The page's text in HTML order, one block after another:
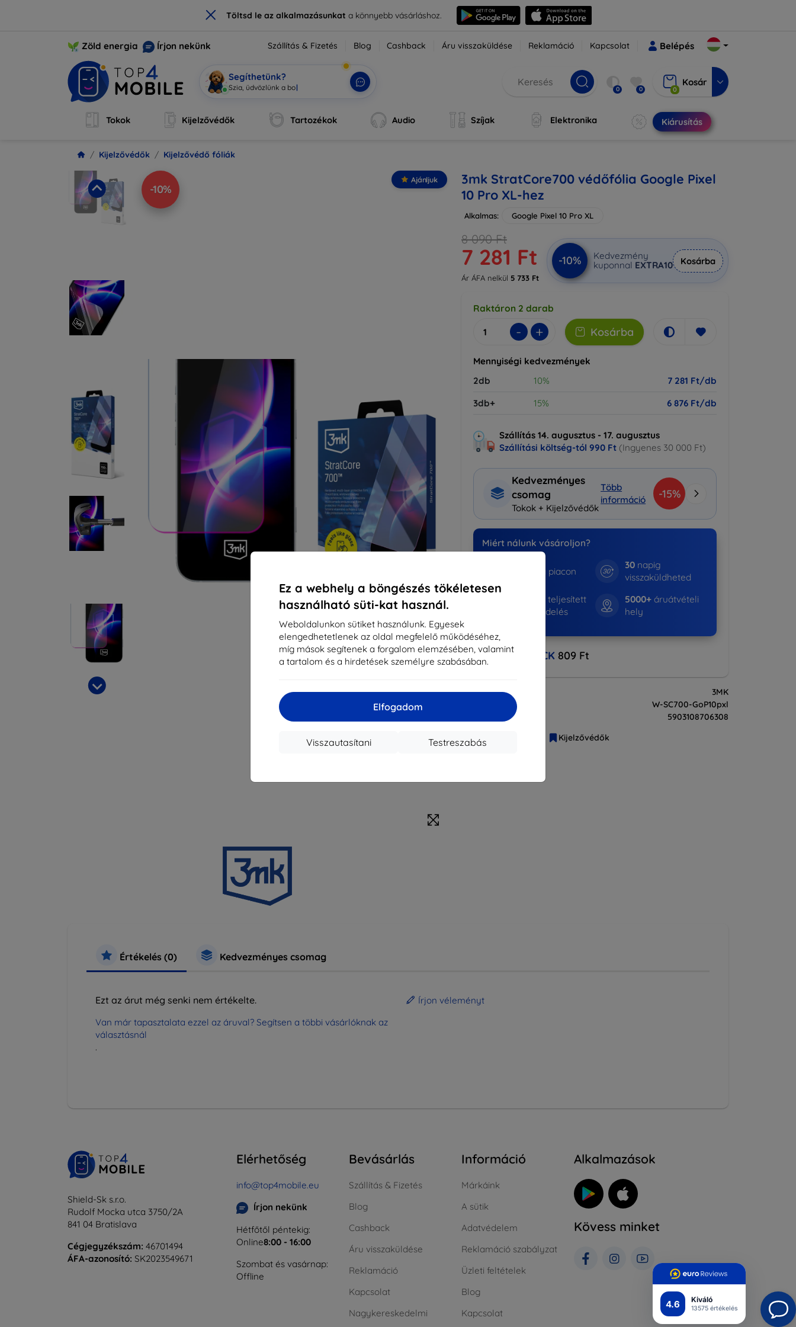
× Töltsd le az alkalmazásunkata könnyebb vásárláshoz.
4.6 Kiváló
13575 értékelés
Ez a webhely a böngészés tökéletesen
használható süti-kat használ.
Weboldalunkon sütiket használunk. Egyesek
elengedhetetlenek az oldal megfelelő működéséhez,
míg mások segítenek a forgalom elemzésében, valamint
a tartalom és a hirdetések személyre szabásában.
Elfogadom
Testreszabás
Visszautasítani
Zöld energia Írjon nekünk Szállítás & Fizetés Blog Cashback Áru visszaküldése Reklamáció Kapcsolat Belépés
Segíthetünk?
Mobi | 0 0 0
Kosár
Tokok Kijelzővédők Tartozékok Audio Szíjak Elektronika Kiárusítás
Kijelzővédők Kijelzővédő fóliák
-10%
Ajánljuk
3mk StratCore700 védőfólia Google Pixel
10 Pro XL-hez
Alkalmas: Google Pixel 10 Pro XL
8 090 Ft
7 281 Ft
Ár ÁFA nelkül 5 733 Ft
-10%
Kedvezmény
kuponnal EXTRA10 Kosárba
Raktáron 2 darab
- + Kosárba
Mennyiségi kedvezmények
2db
10%
7 281 Ft/db
3db+
15% 6 876 Ft/db
Szállítás 14. augusztus - 17. augusztus
Szállítási költség-tól 990 Ft (Ingyenes 30 000 Ft)
Kedvezményes
csomag
Tokok + Kijelzővédők
Több
információ
-15%
Miért nálunk vásároljon?
éve a piacon
30napig
visszaküldheted
teljesített
megrendelés
5000+áruátvételi
hely
CASHBACK 809 Ft
Márka
3MK
Gyártói cikkszám
W-SC700-GoP10pxl
5903108706308
Kijelzővédő fóliák
Kijelzővédők
Értékelés (0) Kedvezményes csomag
Ezt az árut még senki nem értékelte.
Van már tapasztalata ezzel az áruval? Segítsen a többi vásárlóknak az
választásnál
.
Írjon véleményt
Shield-Sk s.r.o.
Rudolf Mocka utca 3750/2A
841 04 Bratislava
Cégjegyzékszám: 46701494
ÁFA-azonosító: SK2023549671
Elérhetőség
info@top4mobile.eu
Írjon nekünk
Hétfőtől péntekig:
Online8:00 - 16:00
Szombat és vasárnap:
Offline
Bevásárlás
Szállítás & Fizetés
Blog
Cashback
Áru visszaküldése
Reklamáció
Kapcsolat
Nagykereskedelmi
Információ
Márkáink
A sütik
Adatvédelem
Reklamáció szabályzat
Üzleti feltételek
Blog
Kapcsolat
Alkalmazások
Kövess minket